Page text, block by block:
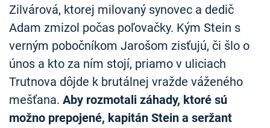
Zilvárová, ktorej milovaný synovec a dedič
Adam zmizol počas poľovačky. Kým Stein s
verným pobočníkom Jarošom zisťujú, či šlo o
únos a kto za ním stojí, priamo v uliciach
Trutnova dôjde k brutálnej vražde váženého
mešťana. Aby rozmotali záhady, ktoré sú
možno prepojené, kapitán Stein a seržant